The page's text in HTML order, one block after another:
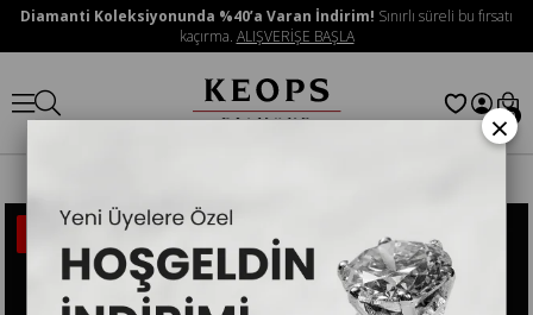
Diamanti Koleksiyonunda %40’a Varan İndirim! Sınırlı süreli bu fırsatı
kaçırma. ALIŞVERİŞE BAŞLA
0
İNDIRIMLI
×